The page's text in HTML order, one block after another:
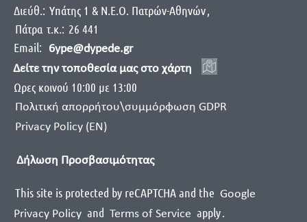
Διεύθ.: Yπάτης 1 & Ν.Ε.Ο. Πατρών-Αθηνών,
Πάτρα τ.κ.: 26 441
Email:
6ype@dypede.gr
Δείτε την τοποθεσία μας στο χάρτη
Ωρες κοινού 10:00 με 13:00
Πολιτική απορρήτου\συμμόρφωση GDPR
Privacy Policy (EN)
Δήλωση Προσβασιμότητας
This site is protected by reCAPTCHA and the Google
Privacy Policy and Terms of Service apply.